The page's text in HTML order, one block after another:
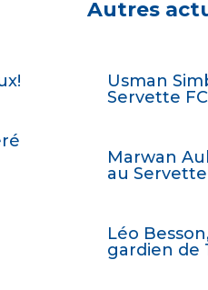
Autres
Usman
Servette FC
Marwan
au Servette
Léo
gardien de